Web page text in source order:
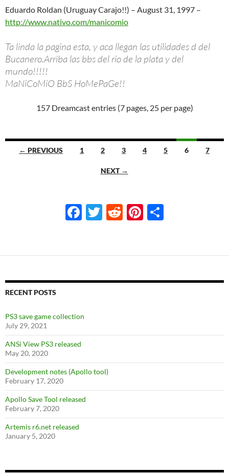
Eduardo Roldan (Uruguay Carajo!!) – August 31, 1997 –
http://www.nativo.com/manicomio
Ta linda la pagina esta, y aca llegan las utilidades d del
Bucanero.Arriba las bbs del rio de la plata y del
mundo!!!!!
MaNiCoMiO BbS HoMePaGe!!
157 Dreamcast entries (7 pages, 25 per page)
Navigation
← PREVIOUS 1 2 3 4 5 6 7
NEXT →
F
b
o
T
er
R
di
t
Pi
es
t
e
RECENT POSTS
PS3 save game collection
July 29, 2021
ANSi View PS3 released
May 20, 2020
Development notes (Apollo tool)
February 17, 2020
Apollo Save Tool released
February 7, 2020
Artemis r6.net released
January 5, 2020